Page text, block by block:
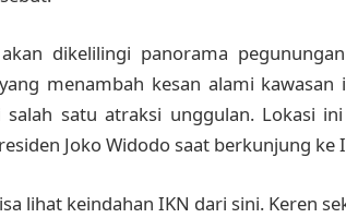
dikelilingi panorama
menambah kesan alami kawasan
satu atraksi unggulan. Lokasi
Joko Widodo saat berkunjung ke
lihat keindahan IKN dari sini. Keren